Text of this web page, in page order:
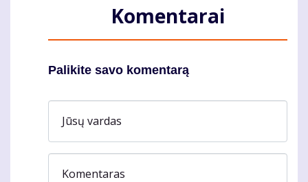
Komentarai
Palikite savo komentarą
Jūsų vardas
Komentaras